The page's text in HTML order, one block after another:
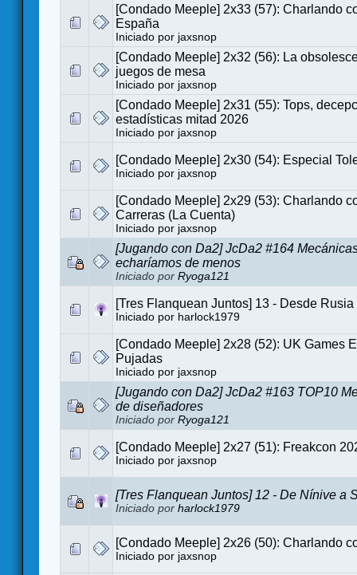
[Condado Meeple] 2x33 (57): Charlando
España
Iniciado por jaxsnop
[Condado Meeple] 2x32 (56): La
juegos de mesa
Iniciado por jaxsnop
[Condado Meeple] 2x31 (55): Tops,
estadísticas mitad 2026
Iniciado por jaxsnop
[Condado Meeple] 2x30 (54): Especial
Iniciado por jaxsnop
[Condado Meeple] 2x29 (53): Charlando
Carreras (La Cuenta)
Iniciado por jaxsnop
[Jugando con Da2] JcDa2 #164
echaríamos de menos
Iniciado por Ryoga121
[Tres Flanquean Juntos] 13 - Desde Rusia
Iniciado por harlock1979
[Condado Meeple] 2x28 (52): UK Games
Pujadas
Iniciado por jaxsnop
[Jugando con Da2] JcDa2 #163 TOP10
de diseñadores
Iniciado por Ryoga121
[Condado Meeple] 2x27 (51): Freakcon
Iniciado por jaxsnop
[Tres Flanquean Juntos] 12 - De Nínive a
Iniciado por harlock1979
[Condado Meeple] 2x26 (50): Charlando
Iniciado por jaxsnop